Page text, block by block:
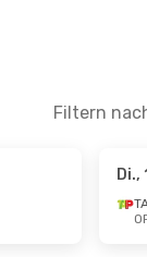
Filtern
Di.,